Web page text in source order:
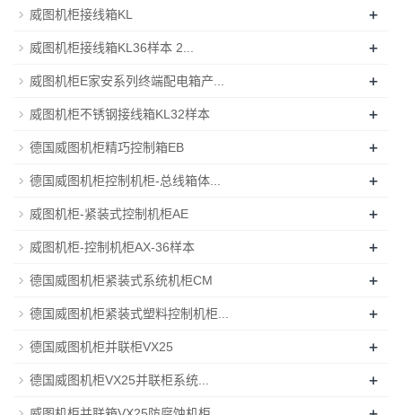
威图机柜接线箱KL +
威图机柜接线箱KL36样本 2... +
威图机柜E家安系列终端配电箱产... +
威图机柜不锈钢接线箱KL32样本 +
德国威图机柜精巧控制箱EB +
德国威图机柜控制机柜-总线箱体... +
威图机柜-紧装式控制机柜AE +
威图机柜-控制机柜AX-36样本 +
德国威图机柜紧装式系统机柜CM +
德国威图机柜紧装式塑料控制机柜... +
德国威图机柜并联柜VX25 +
德国威图机柜VX25并联柜系统... +